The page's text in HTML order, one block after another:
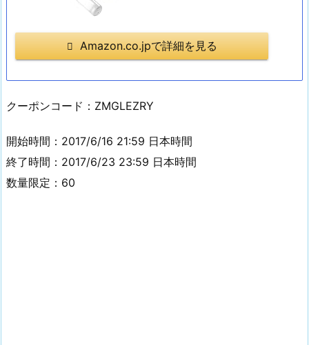
Amazon.co.jpで詳細を見る
クーポンコード：ZMGLEZRY
開始時間：2017/6/16 21:59 日本時間
終了時間：2017/6/23 23:59 日本時間
数量限定：60